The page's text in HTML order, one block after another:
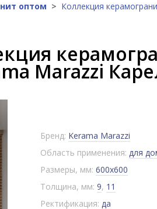
оптом Коллекция
Marazzi
Бренд: Kerama Marazzi
Область применения: для
Размеры, мм: 600x600
Толщина, мм: 9, 11
Ректификация: да